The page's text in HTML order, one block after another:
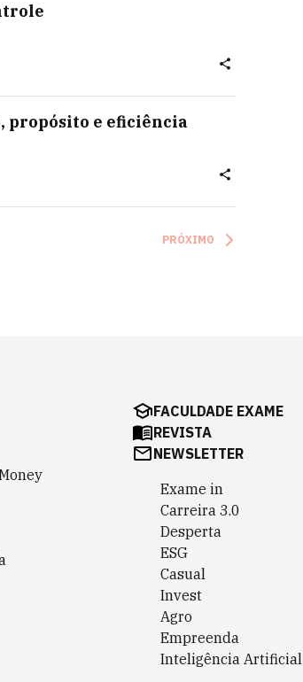
propósito e eficiência
PRÓXIMO
FACULDADE EXAME
REVISTA
NEWSLETTER
Exame in
Carreira 3.0
Desperta
ESG
Casual
Invest
Agro
Empreenda
Inteligência Artificial